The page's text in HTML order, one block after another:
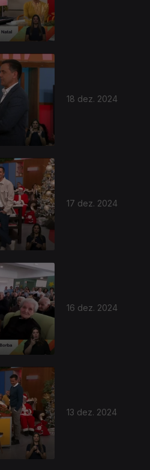
18 dez. 2024
17 dez. 2024
16 dez. 2024
13 dez. 2024